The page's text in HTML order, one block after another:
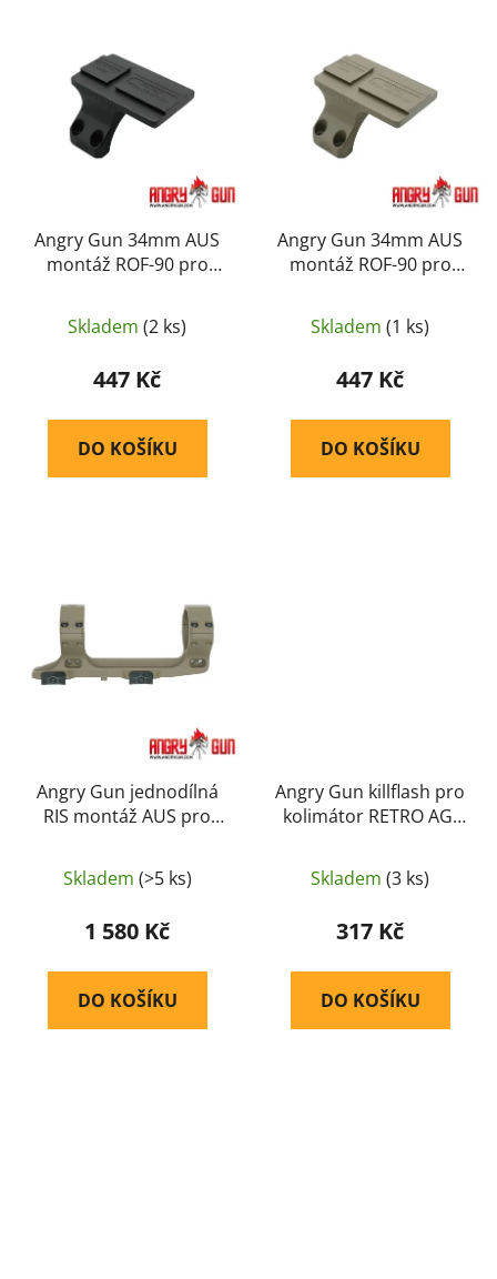
Angry Gun 34mm AUS
montáž ROF-90 pro
– Černá
Skladem (2 ks)
447 Kč
DO KOŠÍKU
Angry Gun 34mm AUS
montáž ROF-90 pro
– Písková
Skladem (1 ks)
447 Kč
DO KOŠÍKU
Angry Gun jednodílná
RIS montáž AUS pro
Písková
Skladem (>5 ks)
1 580 Kč
DO KOŠÍKU
Angry Gun killflash pro
kolimátor RETRO AG-
Skladem (3 ks)
317 Kč
DO KOŠÍKU